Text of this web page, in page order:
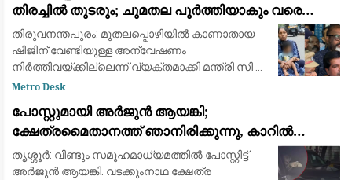
തിരച്ചിൽ തുടരും; ചുമതല പൂർത്തിയാകും വരെ
തീരത്തുണ്ടാകുമെന്ന് മന്ത്രി സി.പി. ജോൺ
തിരുവനന്തപുരം: മുതലപ്പൊഴിയില്‍ കാണാതായ
ഷിജിന് വേണ്ടിയുള്ള അന്വേഷണം
നിര്‍ത്തിവയ്ക്കില്ലെന്ന് വ്യക്തമാക്കി മന്ത്രി സി പി
ജോണ്‍. ഇത് സംബന്ധിച്ച വിവരങ്ങള്‍ കുടുംബത്തെ
Metro Desk
പോസ്റ്റുമായി അർജുൻ ആയങ്കി;
ക്ഷേത്രമൈതാനത്ത് ഞാനിരിക്കുന്നു, കാറിൽ
പാലിയേക്കര ടോൾ പ്ലാസ കടക്കുന്ന ദൃശ്യം
പുറത്ത്: സഹോദരനും ഭാര്യയും കസ്റ്റഡിയിൽ
തൃശ്ശൂർ: വീണ്ടും സമൂഹമാധ്യമത്തിൽ പോസ്റ്റിട്ട്
അർജുൻ ആയങ്കി. വടക്കുംനാഥ ക്ഷേത്ര